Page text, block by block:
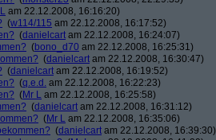
am 22.12.2008, 16:16:20)
(w114/115 am 22.12.2008, 16:17:52)
(danielcart am 22.12.2008, 16:24:07)
(bono_d70 am 22.12.2008, 16:25:31)
(danielcart am 22.12.2008, 16:30:47)
(danielcart am 22.12.2008, 16:19:52)
(q.e.d. am 22.12.2008, 16:22:23)
(Mr L am 22.12.2008, 16:25:58)
(danielcart am 22.12.2008, 16:31:12)
(Mr L am 22.12.2008, 16:35:06)
(danielcart am 22.12.2008, 16:39:30)